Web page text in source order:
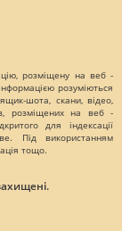
розміщену на веб -
розуміються
шота, скани, відео,
розміщених на веб -
для індексації
Під використанням
тощо.